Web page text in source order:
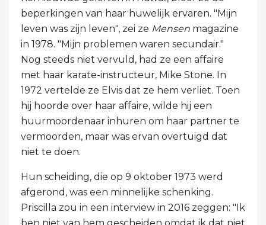
beperkingen van haar huwelijk ervaren. "Mijn
leven was zijn leven", zei ze Mensen magazine
in 1978. "Mijn problemen waren secundair."
Nog steeds niet vervuld, had ze een affaire
met haar karate-instructeur, Mike Stone. In
1972 vertelde ze Elvis dat ze hem verliet. Toen
hij hoorde over haar affaire, wilde hij een
huurmoordenaar inhuren om haar partner te
vermoorden, maar was ervan overtuigd dat
niet te doen.
Hun scheiding, die op 9 oktober 1973 werd
afgerond, was een minnelijke schenking.
Priscilla zou in een interview in 2016 zeggen: "Ik